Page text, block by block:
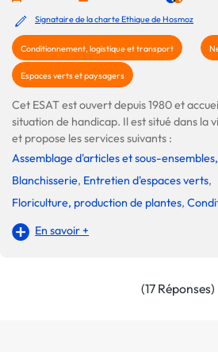
Signataire de la charte Ethique de Hosmoz
Conditionnement, logistique et transport
Espaces verts et paysagers
Cet ESAT est ouvert depuis 1980 et
situation de handicap. Il est situé dans la
et propose les services suivants :
Assemblage d'articles et sous-
Blanchisserie, Entretien d'espaces verts,
Floriculture, production de plantes,
En savoir +
(17 Réponses)